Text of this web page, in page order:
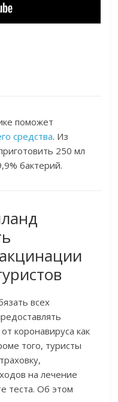
поможет
средства. Из
250 мл
бактерий.
всех
коронавируса как
того, туристы
на лечение
теста. Об этом